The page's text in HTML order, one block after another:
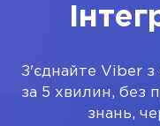
З'єднайте Viber з
за 5 хвилин, без
знань,